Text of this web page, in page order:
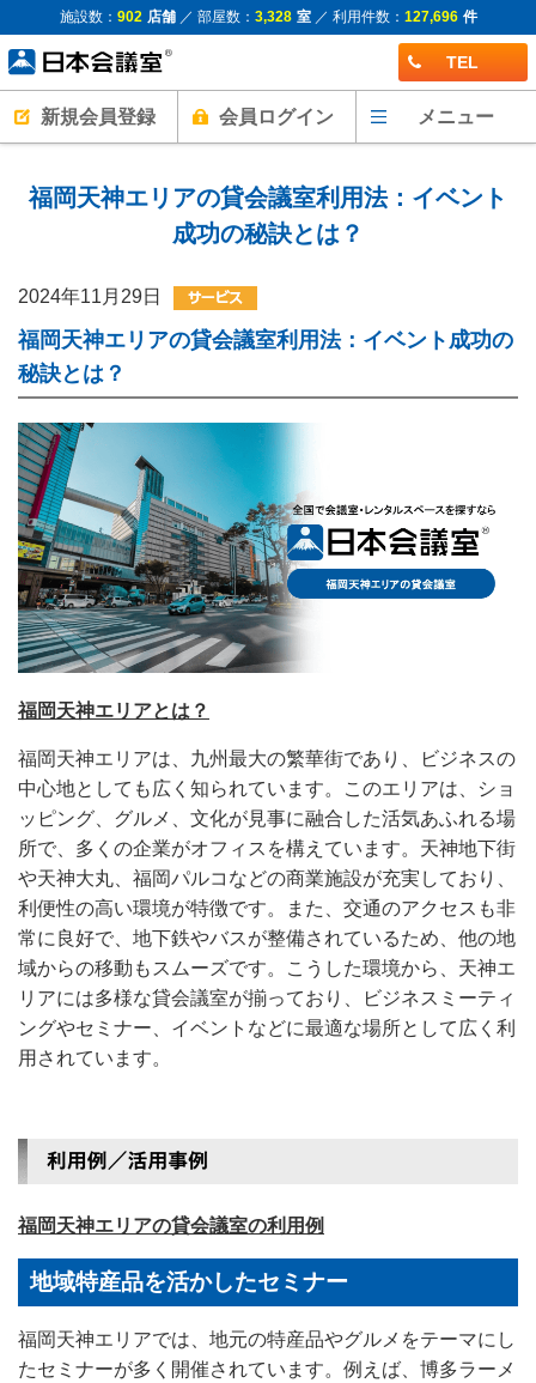
施設数： 902 店舗／ 部屋数： 3,328 室／ 利用件数： 127,696 件
TEL
新規会員登録 会員ログイン メニュー
福岡天神エリアの貸会議室利用法：イベント
成功の秘訣とは？
2024年11月29日
福岡天神エリアの貸会議室利用法：イベント成功の
秘訣とは？
福岡天神エリアとは？
福岡天神エリアは、九州最大の繁華街であり、ビジネスの
中心地としても広く知られています。このエリアは、ショ
ッピング、グルメ、文化が見事に融合した活気あふれる場
所で、多くの企業がオフィスを構えています。天神地下街
や天神大丸、福岡パルコなどの商業施設が充実しており、
利便性の高い環境が特徴です。また、交通のアクセスも非
常に良好で、地下鉄やバスが整備されているため、他の地
域からの移動もスムーズです。こうした環境から、天神エ
リアには多様な貸会議室が揃っており、ビジネスミーティ
ングやセミナー、イベントなどに最適な場所として広く利
用されています。
福岡天神エリアの貸会議室の利用例
地域特産品を活かしたセミナー
福岡天神エリアでは、地元の特産品やグルメをテーマにし
たセミナーが多く開催されています。例えば、博多ラーメ